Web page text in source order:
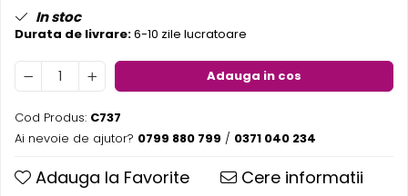
Deskuri
Pereti
Mobilier portabil
Accesorii
Mese
Scaune
Accesorii
In stoc
Durata de livrare:6-10 zile lucratoare
Adauga in cos
Cod Produs: C737
Ai nevoie de ajutor? 0799 880 799 / 0371 040 234
Adauga la Favorite Cere informatii